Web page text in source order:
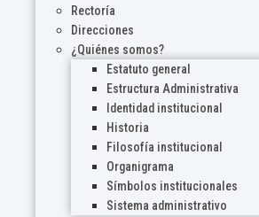
Rectoría
Direcciones
¿Quiénes somos?
Estatuto general
Estructura Administrativa
Identidad institucional
Historia
Filosofía institucional
Organigrama
Símbolos institucionales
Sistema administrativo